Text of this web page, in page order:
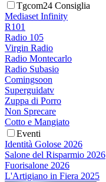
Tgcom24 Consiglia
Mediaset Infinity
R101
Radio 105
Virgin Radio
Radio Montecarlo
Radio Subasio
Comingsoon
Superguidatv
Zuppa di Porro
Non Sprecare
Cotto e Mangiato
Eventi
Identità Golose 2026
Salone del Risparmio 2026
Fuorisalone 2026
L'Artigiano in Fiera 2025